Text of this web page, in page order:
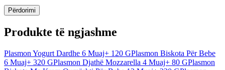
Përdorimi
Produkte të ngjashme
Plasmon Yogurt Dardhe 6 Muaj+ 120 GPlasmon Biskota Për Bebe
6 Muaj+ 320 GPlasmon Djathë Mozzarella 4 Muaj+ 80 GPlasmon